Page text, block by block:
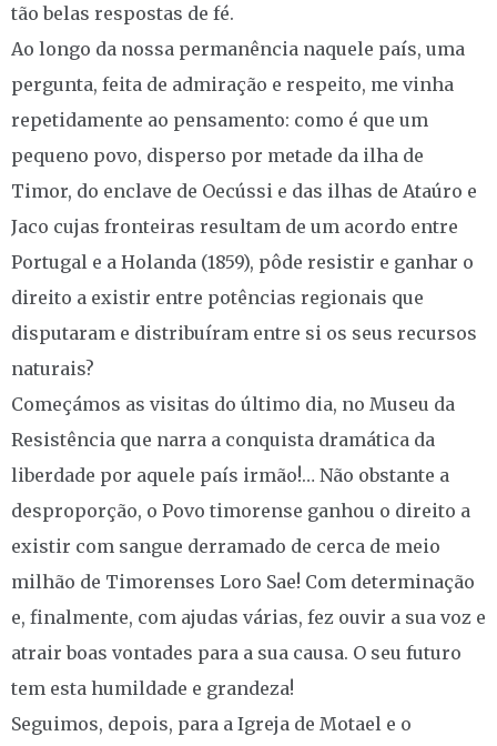
tão belas respostas de fé.
Ao longo da nossa permanência naquele país, uma
pergunta, feita de admiração e respeito, me vinha
repetidamente ao pensamento: como é que um
pequeno povo, disperso por metade da ilha de
Timor, do enclave de Oecússi e das ilhas de Ataúro e
Jaco cujas fronteiras resultam de um acordo entre
Portugal e a Holanda (1859), pôde resistir e ganhar o
direito a existir entre potências regionais que
disputaram e distribuíram entre si os seus recursos
naturais?
Começámos as visitas do último dia, no Museu da
Resistência que narra a conquista dramática da
liberdade por aquele país irmão!… Não obstante a
desproporção, o Povo timorense ganhou o direito a
existir com sangue derramado de cerca de meio
milhão de Timorenses Loro Sae! Com determinação
e, finalmente, com ajudas várias, fez ouvir a sua voz e
atrair boas vontades para a sua causa. O seu futuro
tem esta humildade e grandeza!
Seguimos, depois, para a Igreja de Motael e o